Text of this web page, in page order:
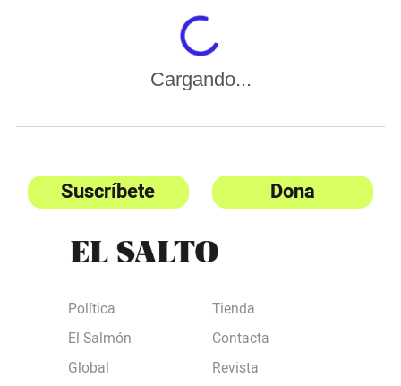
Cargando...
Suscríbete Dona
Política
El Salmón
Global
Tienda
Contacta
Revista